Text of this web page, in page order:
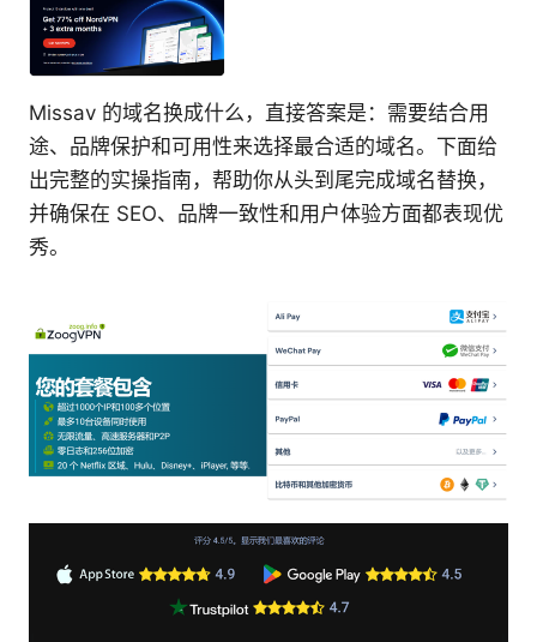
Missav 的域名换成什么，直接答案是：需要结合用
途、品牌保护和可用性来选择最合适的域名。下面给
出完整的实操指南，帮助你从头到尾完成域名替换，
并确保在 SEO、品牌一致性和用户体验方面都表现优
秀。